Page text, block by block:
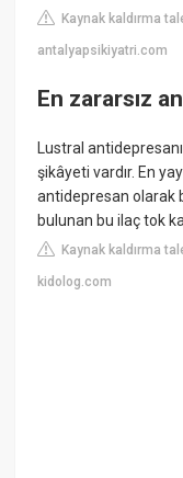
Kaynak kaldırma
antalyapsikiyatri.com
En zararsız
Lustral
şikâyeti vardır. En
antidepresan olarak
bulunan bu ilaç tok
Kaynak kaldırma
kidolog.com